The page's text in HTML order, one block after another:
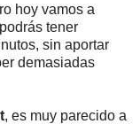
hoy vamos a
tener
sin aportar
demasiadas
, es muy parecido a